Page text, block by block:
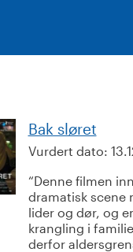
Bak sløret
Vurdert dato:
Denne filmen
dramatisk scene
lider og dør, og
krangling i
derfor